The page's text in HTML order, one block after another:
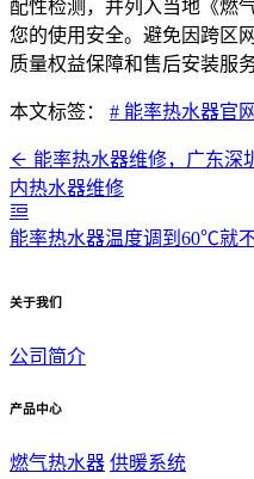
配性检测，并列入当地《燃
您的使用安全。避免因跨区
质量权益保障和售后安装服
本文标签： # 能率热水器官网
能率热水器维修，广东深
内热水器维修
能率热水器温度调到60℃就
关于我们
公司简介
产品中心
燃气热水器 供暖系统